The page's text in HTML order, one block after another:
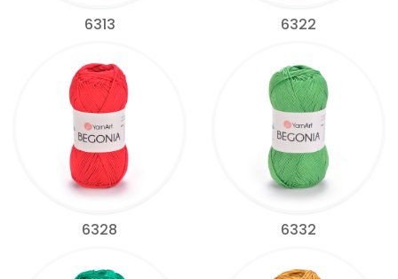
6313 6322
6328 6332